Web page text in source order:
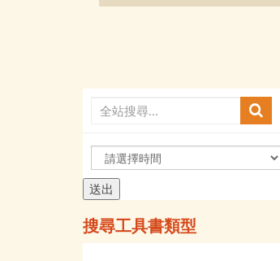
選
擇
時
間
搜尋工具書類型